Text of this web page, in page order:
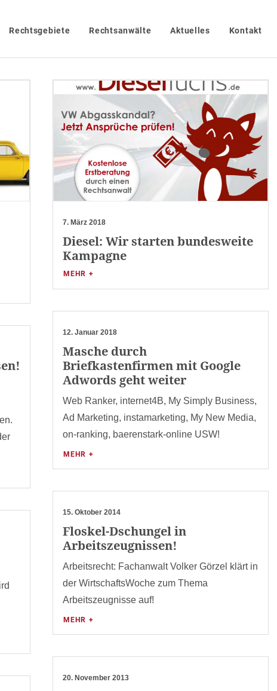
Rechtsgebiete Rechtsanwälte Aktuelles Kontakt
7. März 2018
Diesel: Wir starten bundesweite
Kampagne
MEHR +
12. Januar 2018
Masche durch
Briefkastenfirmen mit Google
Adwords geht weiter
Web Ranker, internet4B, My Simply Business,
Ad Marketing, instamarketing, My New Media,
on-ranking, baerenstark-online USW!
MEHR +
15. Oktober 2014
Floskel-Dschungel in
Arbeitszeugnissen!
Arbeitsrecht: Fachanwalt Volker Görzel klärt in
der WirtschaftsWoche zum Thema
Arbeitszeugnisse auf!
MEHR +
20. November 2013